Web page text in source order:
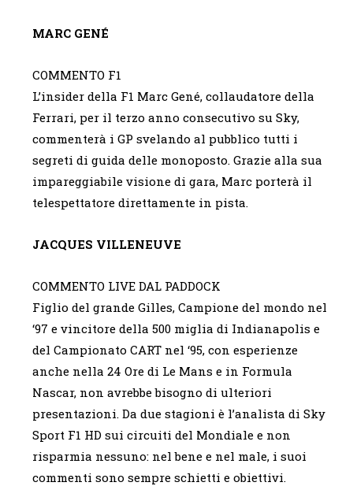
MARC GENÉ
COMMENTO F1
L’insider della F1 Marc Gené, collaudatore della
Ferrari, per il terzo anno consecutivo su Sky,
commenterà i GP svelando al pubblico tutti i
segreti di guida delle monoposto. Grazie alla sua
impareggiabile visione di gara, Marc porterà il
telespettatore direttamente in pista.
JACQUES VILLENEUVE
COMMENTO LIVE DAL PADDOCK
Figlio del grande Gilles, Campione del mondo nel
‘97 e vincitore della 500 miglia di Indianapolis e
del Campionato CART nel ‘95, con esperienze
anche nella 24 Ore di Le Mans e in Formula
Nascar, non avrebbe bisogno di ulteriori
presentazioni. Da due stagioni è l’analista di Sky
Sport F1 HD sui circuiti del Mondiale e non
risparmia nessuno: nel bene e nel male, i suoi
commenti sono sempre schietti e obiettivi.